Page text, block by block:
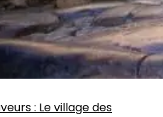
: Le village des